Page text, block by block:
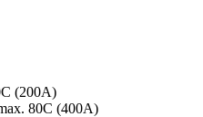
(200A)
80C (400A)